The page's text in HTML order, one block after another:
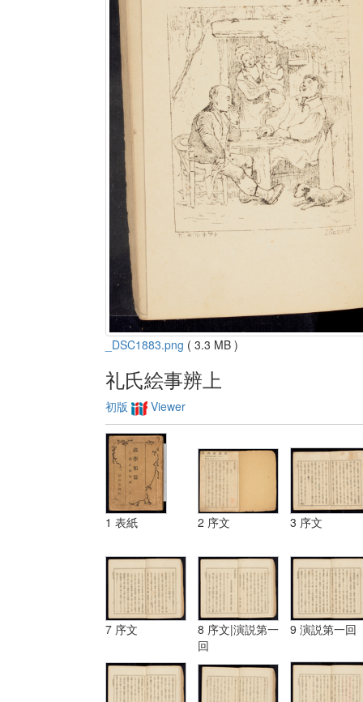
_DSC1883.png ( 3.3 MB )
礼氏絵事辨上
初版 Viewer
1 表紙 2 序文 3 序文
7 序文
8 序文|演説第一
回
9 演説第一回